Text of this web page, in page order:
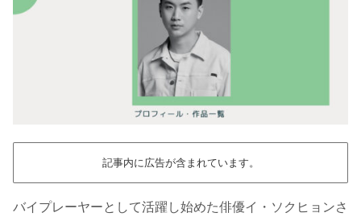
記事内に広告が含まれています。
バイプレーヤーとして活躍し始めた俳優イ・ソクヒョンさ